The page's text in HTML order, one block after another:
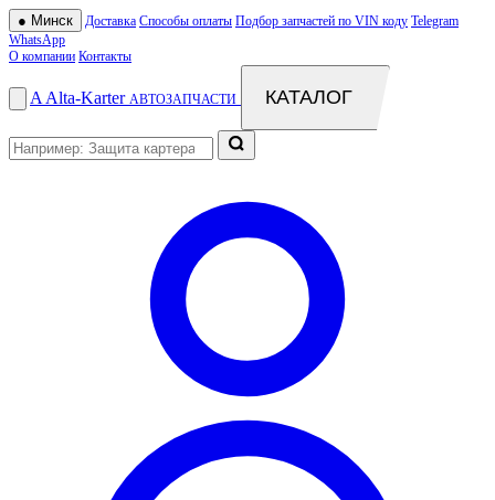
● Минск Доставка Способы оплаты Подбор запчастей по VIN коду Telegram
WhatsApp
О компании Контакты
A Alta-Karter АВТОЗАПЧАСТИ КАТАЛОГ